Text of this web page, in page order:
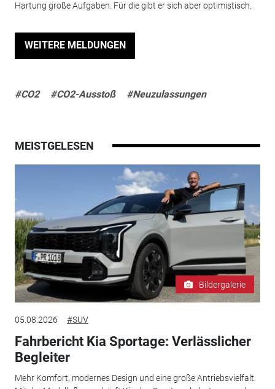
Hartung große Aufgaben. Für die gibt er sich aber optimistisch.
WEITERE MELDUNGEN
#CO2 #CO2-Ausstoß #Neuzulassungen
MEISTGELESEN
Bildergalerie
05.08.2026 #SUV
Fahrbericht Kia Sportage: Verlässlicher
Begleiter
Mehr Komfort, modernes Design und eine große Antriebsvielfalt: